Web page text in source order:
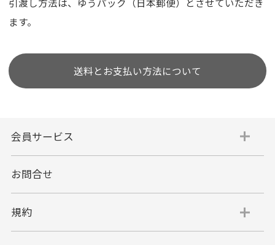
ます。
送料とお支払い方法について
会員サービス
お問合せ
規約